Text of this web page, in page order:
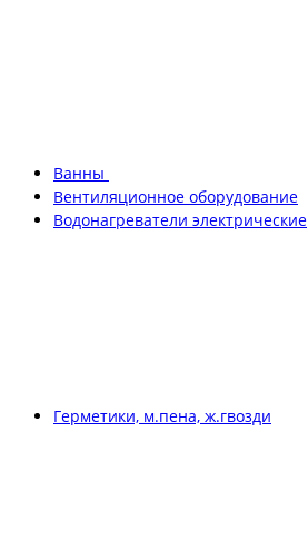
Ванны
Вентиляционное оборудование
Водонагреватели электрические
Герметики, м.пена, ж.гвозди